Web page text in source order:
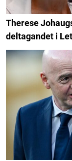
Therese
deltagandet i